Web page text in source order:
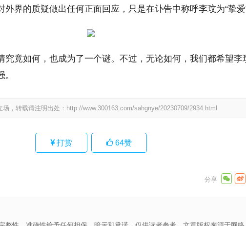
界的质疑做出任何正面回应，只是在讣告中称呼李玟为“挚爱”
究竟如何，也成为了一个谜。不过，无论如何，我们都希望李
，转载请注明出处： http://www.300163.com/sahgnye/20230709/2934.html
打赏 64赞